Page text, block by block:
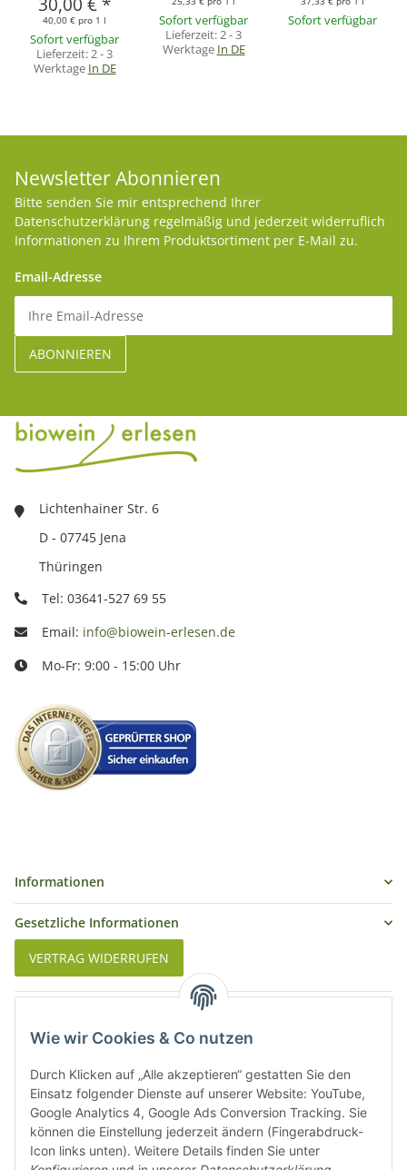
Wie wir Cookies & Co nutzen
Durch Klicken auf „Alle akzeptieren“ gestatten Sie den
Einsatz folgender Dienste auf unserer Website: YouTube,
Google Analytics 4, Google Ads Conversion Tracking. Sie
können die Einstellung jederzeit ändern (Fingerabdruck-
Icon links unten). Weitere Details finden Sie unter
30,00 € *
40,00 € pro 1 l
Sofort verfügbar
Lieferzeit:2 - 3
Werktage In DE
Sofort verfügbar
Lieferzeit:2 - 3
Werktage In DE
Sofort verfügbar
Newsletter Abonnieren
Bitte senden Sie mir entsprechend Ihrer
Datenschutzerklärung regelmäßig und jederzeit widerruflich
Informationen zu Ihrem Produktsortiment per E-Mail zu.
Email-Adresse
Lichtenhainer Str. 6
D - 07745 Jena
Thüringen
Tel: 03641-527 69 55
Email: info@biowein-erlesen.de
Mo-Fr: 9:00 - 15:00 Uhr
Informationen
Gesetzliche Informationen
VERTRAG WIDERRUFEN
Weinbauregionen und Weinbaugebiete in Österreich
Weiße Rebsorten